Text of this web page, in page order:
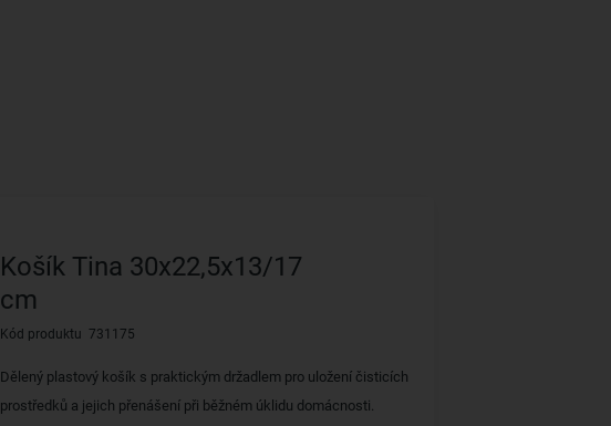
Košík Tina 30x22,5x13/17
cm
Kód produktu 731175
Dělený plastový košík s praktickým držadlem pro uložení čisticích
prostředků a jejich přenášení při běžném úklidu domácnosti.